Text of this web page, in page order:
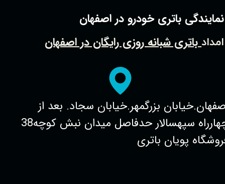
بزرگمهر.خیابان سجاد. بعد از
چهارراه سپهسالار حدفاصل میدان نبش کوچه38
پویان باتری
نمایندگی باتری خودرو در اصفهان
امدادباتری شبانه روزی رایگان در اصفهان